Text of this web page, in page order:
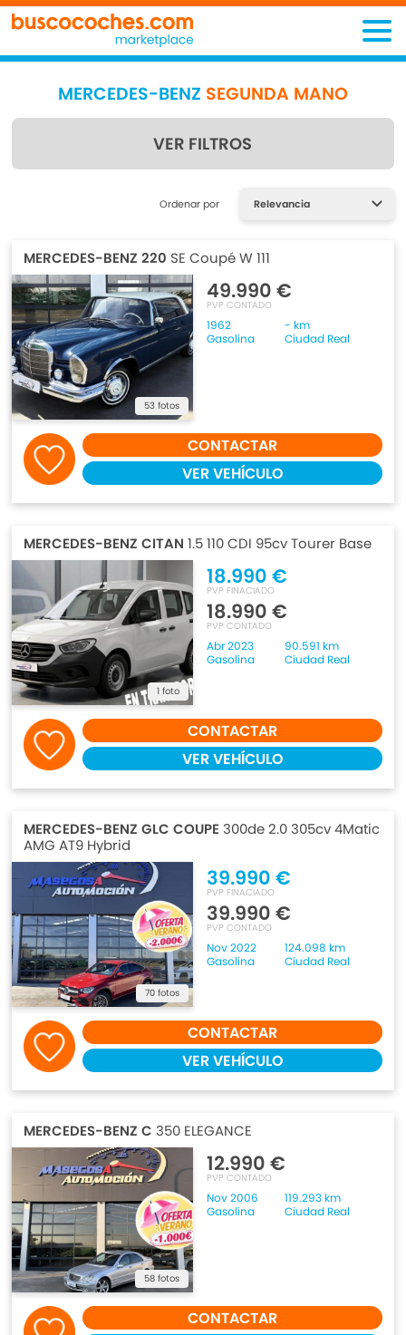
MERCEDES-BENZ SEGUNDA MANO
VER FILTROS
Encuentra lo que estás
Ordenar por
MERCEDES-BENZ 220 SE Coupé W 111
53 fotos
49.990 €
PVP CONTADO
1962
- km
Gasolina
Ciudad Real
CONTACTAR
VER VEHÍCULO
MERCEDES-BENZ CITAN 1.5 110 CDI 95cv Tourer Base
1 foto
18.990 €
PVP FINACIADO
18.990 €
PVP CONTADO
Abr 2023
90.591 km
Gasolina
Ciudad Real
CONTACTAR
VER VEHÍCULO
MERCEDES-BENZ GLC COUPE 300de 2.0 305cv 4Matic
AMG AT9 Hybrid
70 fotos
39.990 €
PVP FINACIADO
39.990 €
PVP CONTADO
Nov 2022
124.098 km
Gasolina
Ciudad Real
CONTACTAR
VER VEHÍCULO
MERCEDES-BENZ C 350 ELEGANCE
58 fotos
12.990 €
PVP CONTADO
Nov 2006
119.293 km
Gasolina
Ciudad Real
CONTACTAR